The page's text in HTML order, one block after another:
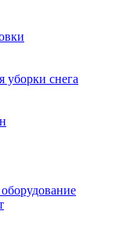
снега